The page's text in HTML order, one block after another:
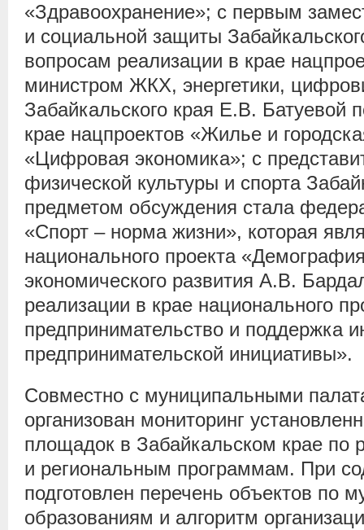
«Здравоохранение»; с первым
и социальной защиты
вопросам реализации в крае
министром ЖКХ, энергетики,
Забайкальского края Е.В. Батуевой
крае нацпроектов «Жилье и
«Цифровая экономика»; с
физической культуры и спорта
предметом обсуждения стала
«Спорт – норма жизни», которая
национального проекта
экономического развития А.В.
реализации в крае национального
предпринимательство и поддержка
предпринимательской инициативы».
Совместно с муниципальными
организован мониторинг
площадок в Забайкальском крае
и региональным программам. При
подготовлен перечень объектов по
образованиям и алгоритм